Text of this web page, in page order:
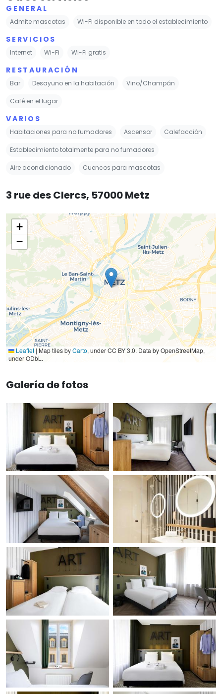
GENERAL
Admite mascotas Wi-Fi disponible en todo el establecimiento
SERVICIOS
Internet Wi-Fi Wi-Fi gratis
RESTAURACIÓN
Bar Desayuno en la habitación Vino/Champán
Café en el lugar
VARIOS
Habitaciones para no fumadores Ascensor Calefacción
Establecimiento totalmente para no fumadores
Aire acondicionado Cuencos para mascotas
3 rue des Clercs, 57000 Metz
+
−
Leaflet | Map tiles byCarto, under CC BY 3.0. Data by OpenStreetMap,
under ODbL.
Galería de fotos